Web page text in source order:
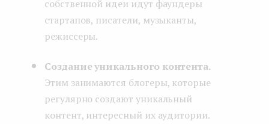
собственной идеи идут фаундеры
стартапов, писатели, музыканты,
режиссеры.
Создание уникального контента.
Этим занимаются блогеры, которые
регулярно создают уникальный
контент, интересный их аудитории.